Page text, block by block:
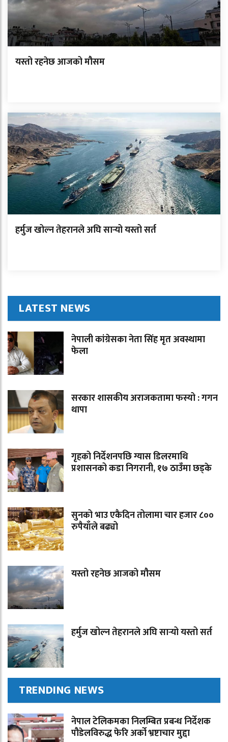
यस्तो रहनेछ आजको मौसम
हर्मुज खोल्न तेहरानले अघि सार्‍यो यस्तो सर्त
LATEST NEWS
नेपाली कांग्रेसका नेता सिंह मृत अवस्थामा
फेला
सरकार शासकीय अराजकतामा फस्यो : गगन
थापा
गृहको निर्देशनपछि ग्यास डिलरमाथि
प्रशासनको कडा निगरानी, १७ ठाउँमा छड्के
सुनको भाउ एकैदिन तोलामा चार हजार ८००
रुपैयाँले बढ्यो
यस्तो रहनेछ आजको मौसम
हर्मुज खोल्न तेहरानले अघि सार्‍यो यस्तो सर्त
TRENDING NEWS
नेपाल टेलिकमका निलम्बित प्रबन्ध निर्देशक
पौडेलविरुद्ध फेरि अर्को भ्रष्टाचार मुद्दा